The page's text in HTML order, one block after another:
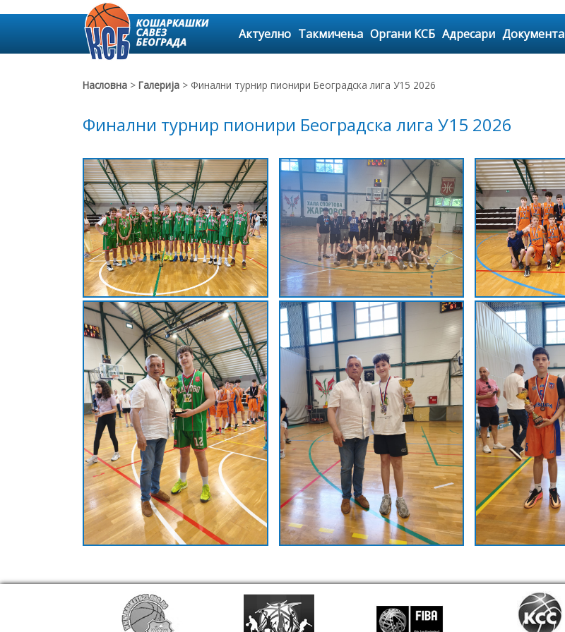
Актуелно Такмичења Органи КСБ Адресари Документа
Насловна > Галерија > Финални турнир пионири Београдска лига У15 2026
Финални турнир пионири Београдска лига У15 2026